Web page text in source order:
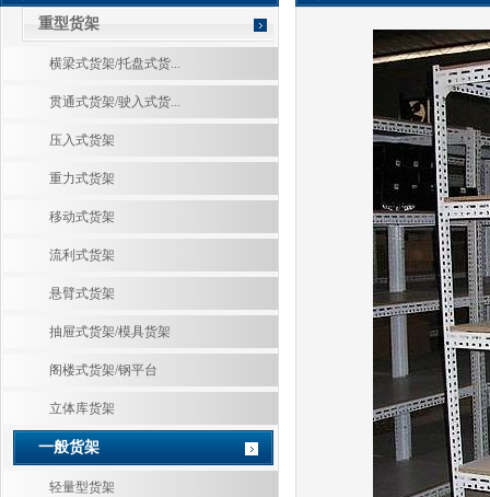
重型货架
横梁式货架/托盘式货...
贯通式货架/驶入式货...
压入式货架
重力式货架
移动式货架
流利式货架
悬臂式货架
抽屉式货架/模具货架
阁楼式货架/钢平台
立体库货架
一般货架
轻量型货架